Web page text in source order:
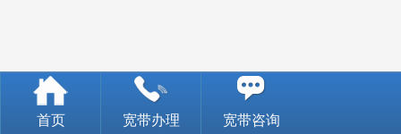
首页 宽带办理 宽带咨询